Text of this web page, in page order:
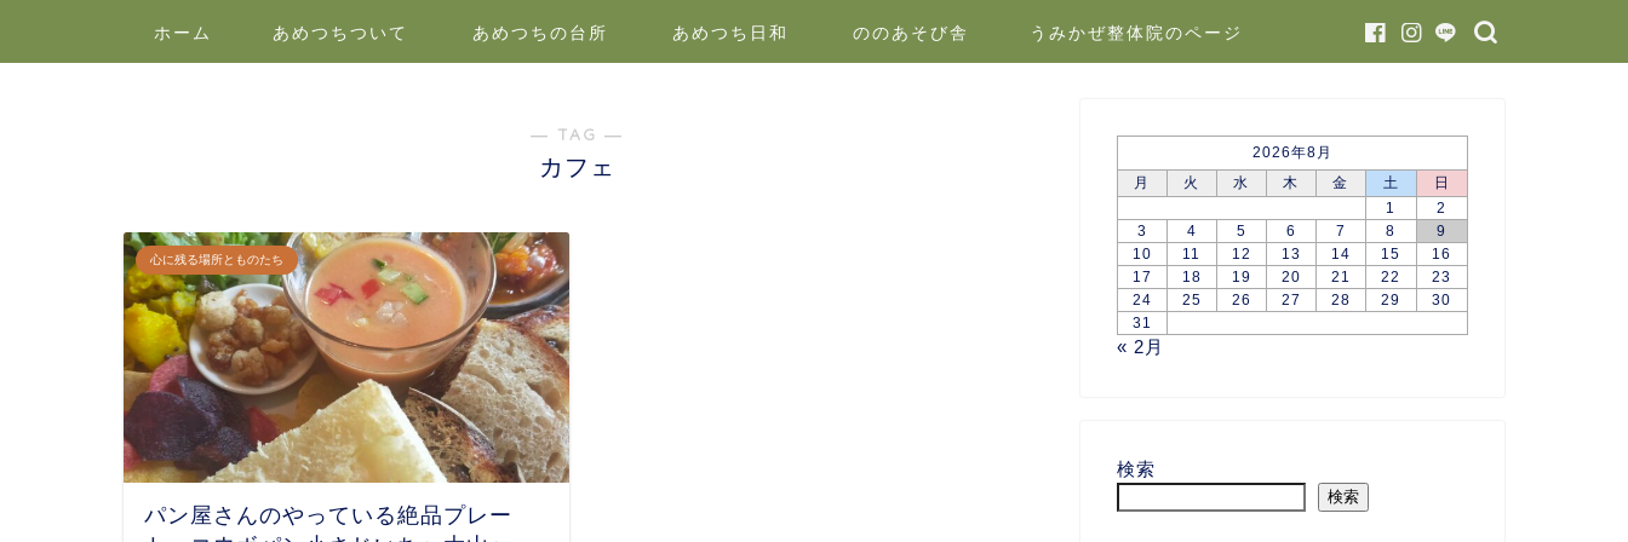
ホーム あめつちついて あめつちの台所 あめつち日和 ののあそび舎 うみかぜ整体院のページ
― TAG ―
カフェ
心に残る場所とものたち
パン屋さんのやっている絶品プレー
2026年8月
月
火 水 木 金 土
日
1
2
3
4 5 6 7 8
9
10
11 12 13 14 15
16
17
18 19 20 21 22
23
24
25 26 27 28 29
30
31
« 2月
検索
検索